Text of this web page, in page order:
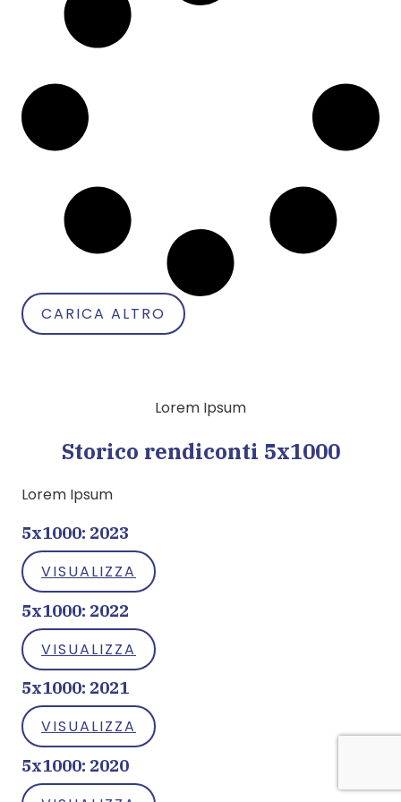
CARICA ALTRO
Lorem Ipsum
Storico rendiconti 5x1000
Lorem Ipsum
5x1000: 2023
VISUALIZZA
5x1000: 2022
VISUALIZZA
5x1000: 2021
VISUALIZZA
5x1000: 2020